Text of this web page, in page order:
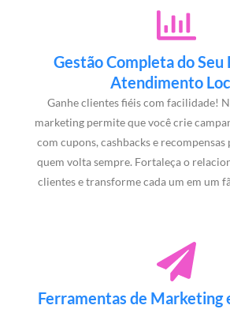
Gestão Completa do
Atendimento
Ganhe clientes fiéis com facilidade!
marketing permite que você crie
com cupons, cashbacks e
quem volta sempre. Fortaleça o
clientes e transforme cada um em um
Ferramentas de Marketing